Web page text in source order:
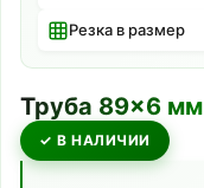
Резка в размер
Труба 89×6 мм
✓ В НАЛИЧИИ